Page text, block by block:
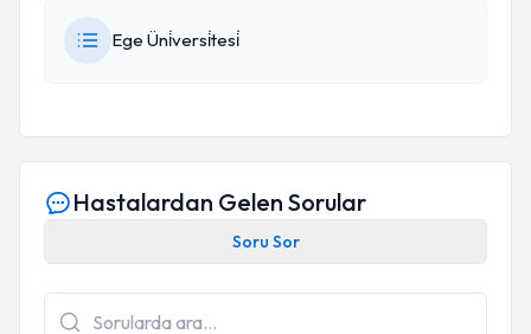
Ege Üni̇versi̇tesi̇
Hastalardan Gelen Sorular
Soru Sor